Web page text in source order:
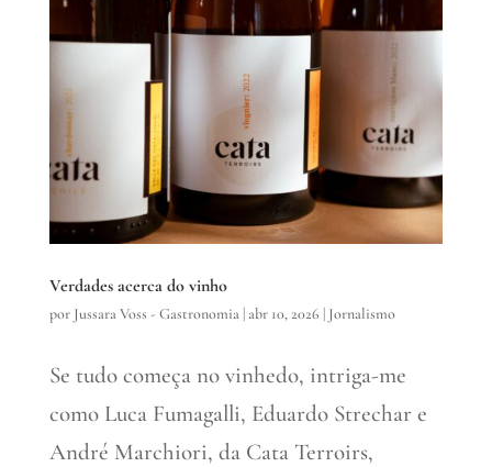
Verdades acerca do vinho
por Jussara Voss - Gastronomia|abr 10, 2026 | Jornalismo
Se tudo começa no vinhedo, intriga-me
como Luca Fumagalli, Eduardo Strechar e
André Marchiori, da Cata Terroirs,